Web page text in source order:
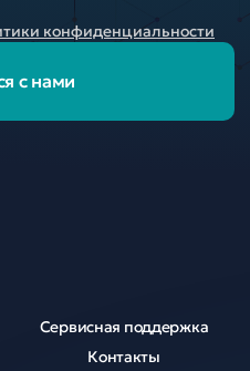
конфиденциальности
с нами
Сервисная поддержка
Контакты